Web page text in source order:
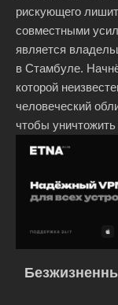
рискующего
совместными
является
в Стамбуле.
которой
человеческий
чтобы